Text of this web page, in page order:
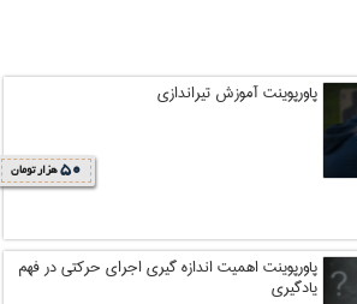
پاورپوینت آموزش تیراندازی
50 هزار تومان
پاورپوینت اهمیت اندازه گیری اجرای حرکتی در فهم
یادگیری